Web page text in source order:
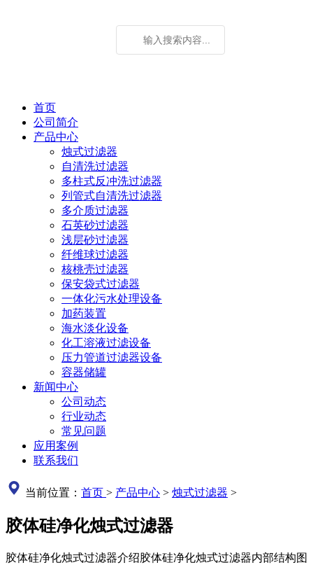
首页
公司简介
产品中心
烛式过滤器
自清洗过滤器
多柱式反冲洗过滤器
列管式自清洗过滤器
多介质过滤器
石英砂过滤器
浅层砂过滤器
纤维球过滤器
核桃壳过滤器
保安袋式过滤器
一体化污水处理设备
加药装置
海水淡化设备
化工溶液过滤设备
压力管道过滤器设备
容器储罐
新闻中心
公司动态
行业动态
常见问题
应用案例
联系我们
当前位置： 首页 > 产品中心 > 烛式过滤器 >
胶体硅净化烛式过滤器
胶体硅净化烛式过滤器介绍胶体硅净化烛式过滤器内部结构图